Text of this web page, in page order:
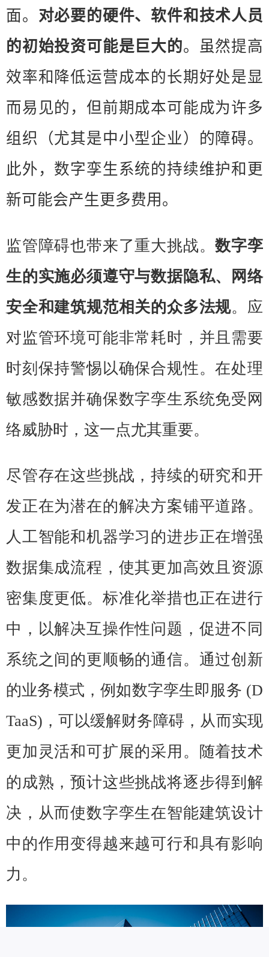
面。 对必要的硬件、软件和技术人员
的初始投资可能是巨大的。虽然提高
效率和降低运营成本的长期好处是显
而易见的，但前期成本可能成为许多
组织（尤其是中小型企业）的障碍。
此外，数字孪生系统的持续维护和更
新可能会产生更多费用。
监管障碍也带来了重大挑战。数字孪
生的实施必须遵守与数据隐私、网络
安全和建筑规范相关的众多法规。应
对监管环境可能非常耗时，并且需要
时刻保持警惕以确保合规性。在处理
敏感数据并确保数字孪生系统免受网
络威胁时，这一点尤其重要。
尽管存在这些挑战，持续的研究和开
发正在为潜在的解决方案铺平道路。
人工智能和机器学习的进步正在增强
数据集成流程，使其更加高效且资源
密集度更低。标准化举措也正在进行
中，以解决互操作性问题，促进不同
系统之间的更顺畅的通信。通过创新
的业务模式，例如数字孪生即服务 (D
TaaS)，可以缓解财务障碍，从而实现
更加灵活和可扩展的采用。随着技术
的成熟，预计这些挑战将逐步得到解
决，从而使数字孪生在智能建筑设计
中的作用变得越来越可行和具有影响
力。